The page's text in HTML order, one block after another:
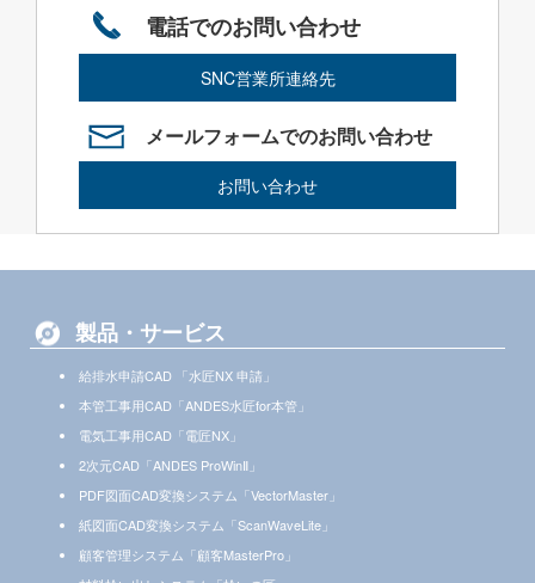
電話でのお問い合わせ
SNC営業所連絡先
メールフォームでのお問い合わせ
お問い合わせ
製品・サービス
給排水申請CAD 「水匠NX 申請」
本管工事用CAD「ANDES水匠for本管」
電気工事用CAD「電匠NX」
2次元CAD「ANDES ProWinⅡ」
PDF図面CAD変換システム「VectorMaster」
紙図面CAD変換システム「ScanWaveLite」
顧客管理システム「顧客MasterPro」